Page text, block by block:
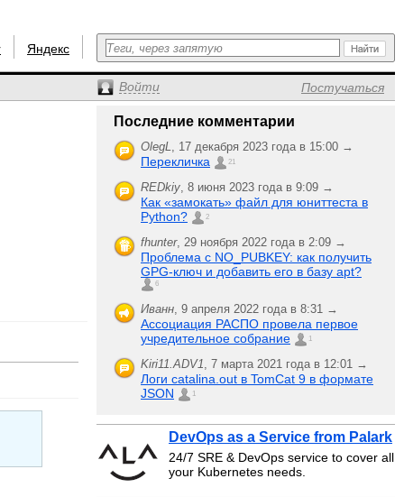
Яндекс
Войти Постучаться
Последние комментарии
OlegL, 17 декабря 2023 года в 15:00 →
Перекличка 21
REDkiy, 8 июня 2023 года в 9:09 →
Как «замокать» файл для юниттеста в
Python?
2
fhunter, 29 ноября 2022 года в 2:09 →
Проблема с NO_PUBKEY: как получить
GPG-ключ и добавить его в базу apt?
6
Иванн, 9 апреля 2022 года в 8:31 →
Ассоциация РАСПО провела первое
учредительное собрание
1
Kiri11.ADV1, 7 марта 2021 года в 12:01 →
Логи catalina.out в TomCat 9 в формате
JSON
1
DevOps as a Service from Palark
24/7 SRE & DevOps service to cover all
your Kubernetes needs.